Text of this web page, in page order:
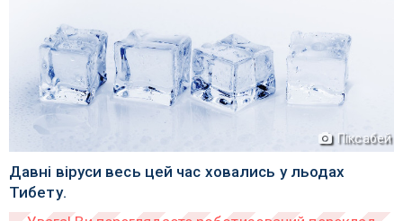
Піксабей
Давні віруси весь цей час ховались у льодах
Тибету.